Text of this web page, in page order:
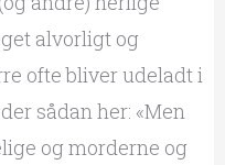
alvorligt og
ofte bliver udeladt i
sådan her: «Men
og morderne og